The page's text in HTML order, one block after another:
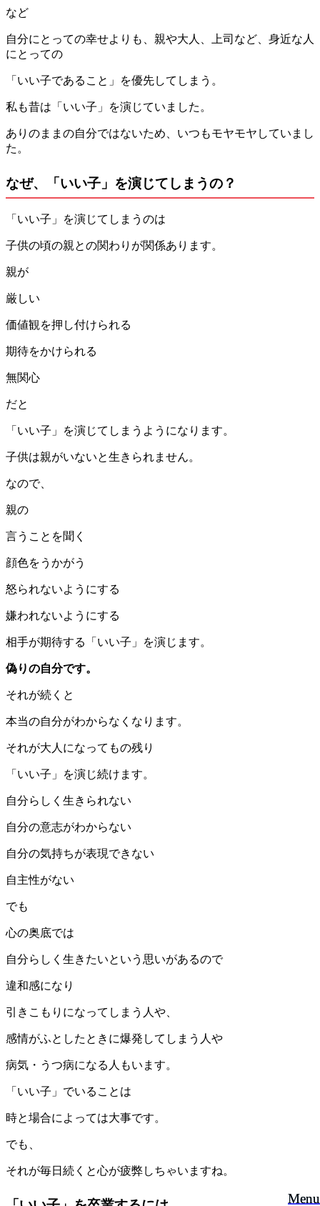
Menu
Menu
など
自分にとっての幸せよりも、親や大人、上司など、身近な人
にとっての
「いい子であること」を優先してしまう。
私も昔は「いい子」を演じていました。
ありのままの自分ではないため、いつもモヤモヤしていまし
た。
なぜ、「いい子」を演じてしまうの？
「いい子」を演じてしまうのは
子供の頃の親との関わりが関係あります。
親が
厳しい
価値観を押し付けられる
期待をかけられる
無関心
だと
「いい子」を演じてしまうようになります。
子供は親がいないと生きられません。
なので、
親の
言うことを聞く
顔色をうかがう
怒られないようにする
嫌われないようにする
相手が期待する「いい子」を演じます。
偽りの自分です。
それが続くと
本当の自分がわからなくなります。
それが大人になってもの残り
「いい子」を演じ続けます。
自分らしく生きられない
自分の意志がわからない
自分の気持ちが表現できない
自主性がない
でも
心の奥底では
自分らしく生きたいという思いがあるので
違和感になり
引きこもりになってしまう人や、
感情がふとしたときに爆発してしまう人や
病気・うつ病になる人もいます。
「いい子」でいることは
時と場合によっては大事です。
でも、
それが毎日続くと心が疲弊しちゃいますね。